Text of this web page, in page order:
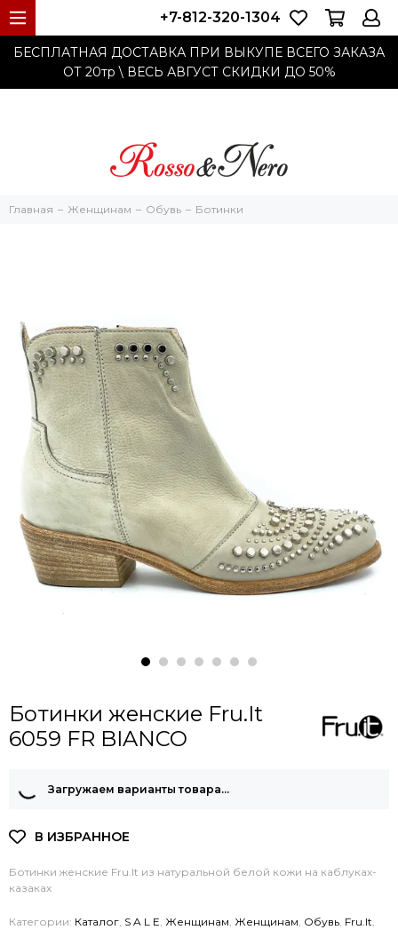
БЕСПЛАТНАЯ ДОСТАВКА ПРИ ВЫКУПЕ ВСЕГО ЗАКАЗА
ОТ 20тр \ ВЕСЬ АВГУСТ СКИДКИ ДО 50%
+7-812-320-1304
Главная Женщинам Обувь Ботинки
Ботинки женские Fru.It
6059 FR BIANCO
Загружаем варианты товара…
Ботинки женские Fru.It из натуральной белой кожи на каблуках-
казаках
Категории: Каталог, S A L E, Женщинам, Женщинам, Обувь, Fru.It,